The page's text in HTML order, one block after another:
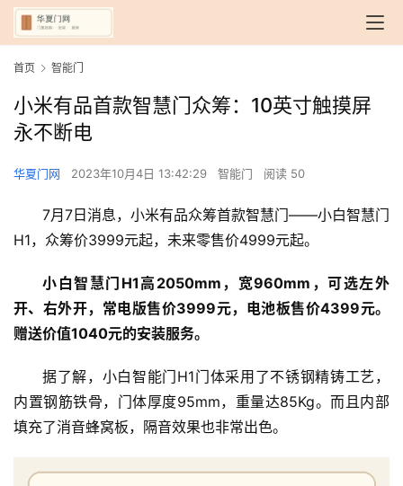
首页 智能门
小米有品首款智慧门众筹：10英寸触摸屏
永不断电
华夏门网 2023年10月4日 13:42:29 智能门 阅读 50
7月7日消息，小米有品众筹首款智慧门——小白智慧门
H1，众筹价3999元起，未来零售价4999元起。
小白智慧门H1高2050mm，宽960mm，可选左外
开、右外开，常电版售价3999元，电池板售价4399元。
赠送价值1040元的安装服务。
据了解，小白智能门H1门体采用了不锈钢精铸工艺，
内置钢筋铁骨，门体厚度95mm，重量达85Kg。而且内部
填充了消音蜂窝板，隔音效果也非常出色。